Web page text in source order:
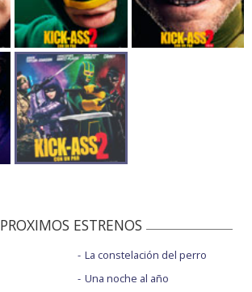
PROXIMOS ESTRENOS
La constelación del perro
Una noche al año